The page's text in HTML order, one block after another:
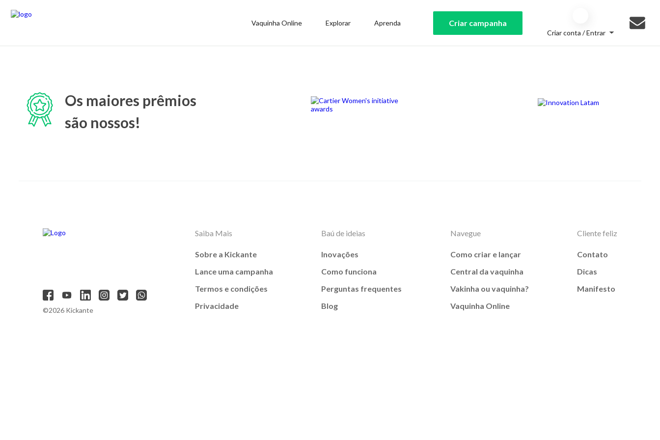
Vaquinha Online Explorar Aprenda Criar campanha
Criar conta / Entrar
Os maiores prêmios
são nossos!
©2026 Kickante
Saiba Mais
Sobre a Kickante
Lance uma campanha
Termos e condições
Privacidade
Baú de ideias
Inovações
Como funciona
Perguntas frequentes
Blog
Navegue
Como criar e lançar
Central da vaquinha
Vakinha ou vaquinha?
Vaquinha Online
Cliente feliz
Contato
Dicas
Manifesto